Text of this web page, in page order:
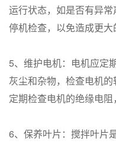
运行状态，如是否有异
停机检查，以免造成更大
5、维护电机：电机应定
灰尘和杂物，检查电机
定期检查电机的绝缘电阻
6、保养叶片：搅拌叶片